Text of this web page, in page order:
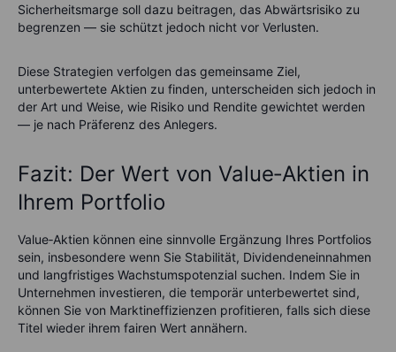
Sicherheitsmarge soll dazu beitragen, das Abwärtsrisiko zu
begrenzen — sie schützt jedoch nicht vor Verlusten.
Diese Strategien verfolgen das gemeinsame Ziel,
unterbewertete Aktien zu finden, unterscheiden sich jedoch in
der Art und Weise, wie Risiko und Rendite gewichtet werden
— je nach Präferenz des Anlegers.
Fazit: Der Wert von Value‑Aktien in
Ihrem Portfolio
Value‑Aktien können eine sinnvolle Ergänzung Ihres Portfolios
sein, insbesondere wenn Sie Stabilität, Dividendeneinnahmen
und langfristiges Wachstumspotenzial suchen. Indem Sie in
Unternehmen investieren, die temporär unterbewertet sind,
können Sie von Marktineffizienzen profitieren, falls sich diese
Titel wieder ihrem fairen Wert annähern.